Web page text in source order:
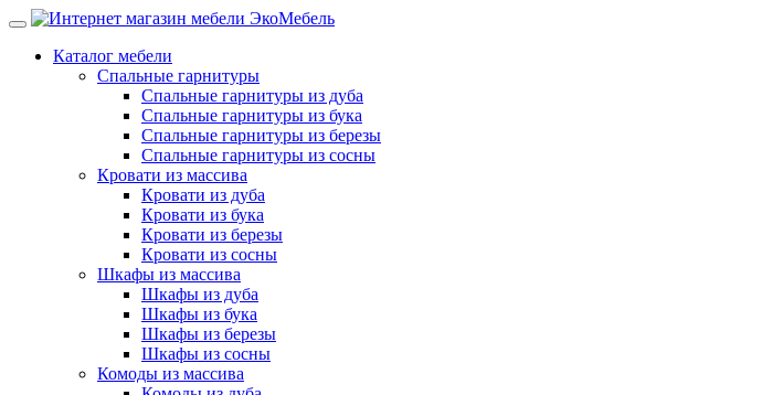
Каталог мебели
Спальные гарнитуры
Спальные гарнитуры из дуба
Спальные гарнитуры из бука
Спальные гарнитуры из березы
Спальные гарнитуры из сосны
Кровати из массива
Кровати из дуба
Кровати из бука
Кровати из березы
Кровати из сосны
Шкафы из массива
Шкафы из дуба
Шкафы из бука
Шкафы из березы
Шкафы из сосны
Комоды из массива